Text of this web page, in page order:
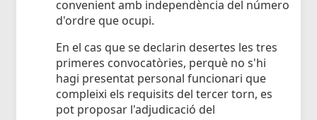
convenient amb independència del número
d'ordre que ocupi.
En el cas que se declarin desertes les tres
primeres convocatòries, perquè no s'hi
hagi presentat personal funcionari que
compleixi els requisits del tercer torn, es
pot proposar l'adjudicació del